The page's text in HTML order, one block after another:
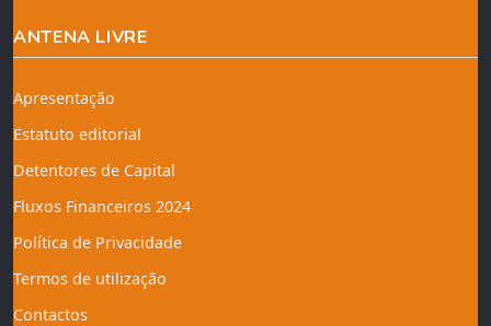
ANTENA LIVRE
Apresentação
Estatuto editorial
Detentores de Capital
Fluxos Financeiros 2024
Política de Privacidade
Termos de utilização
Contactos